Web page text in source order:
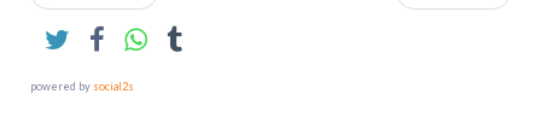
powered by social2s